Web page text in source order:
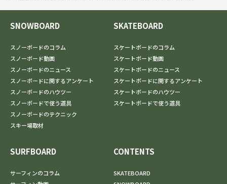
SNOWBOARD
スノーボードのコラム
スノーボード動画
スノーボードのニュース
スノーボードに関するアンケート
スノーボードのハウツー
スノーボードで使う道具
スノーボードのテクニック
スキー場取材
SKATEBOARD
スケートボードのコラム
スケートボード動画
スケートボードのニュース
スケートボードに関するアンケート
スケートボードのハウツー
スケートボードで使う道具
SURFBOARD
サーフィンのコラム
CONTENTS
SKATEBOARD